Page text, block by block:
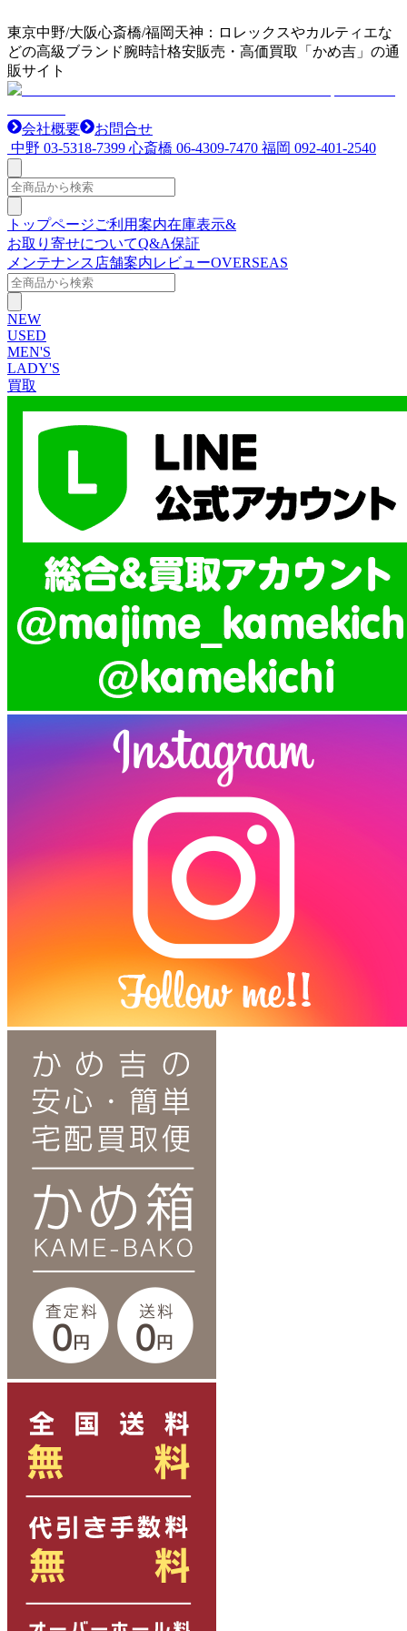
東京中野/大阪心斎橋/福岡天神：ロレックスやカルティエな
どの高級ブランド腕時計格安販売・高価買取「かめ吉」の通
販サイト
会社概要
お問合せ
中野 03-5318-7399 心斎橋 06-4309-7470 福岡 092-401-2540
トップページご利用案内在庫表示&
お取り寄せについてQ&A保証
メンテナンス 店舗案内レビューOVERSEAS
NEW
USED
MEN'S
LADY'S
買取